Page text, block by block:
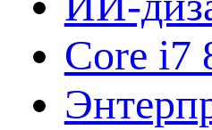
Core i7